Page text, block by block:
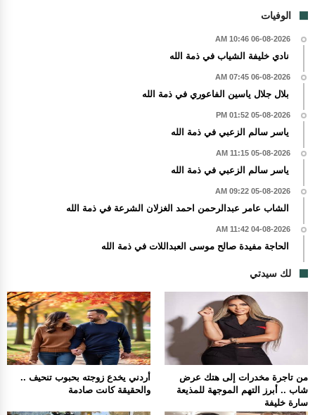
الوفيات
06-08-2026 10:46 AM
نادي خليفة الشياب في ذمة الله
06-08-2026 07:45 AM
بلال جلال ياسين الفاعوري في ذمة الله
05-08-2026 01:52 PM
ياسر سالم الزعبي في ذمة الله
05-08-2026 11:15 AM
ياسر سالم الزعبي في ذمة الله
05-08-2026 09:22 AM
الشاب عامر عبدالرحمن احمد الغزلان الشرعة في ذمة الله
04-08-2026 11:42 AM
الحاجة مفيدة صالح موسى العبداللات في ذمة الله
لك سيدتي
أردني يخدع زوجته بحبوب تنحيف ..
والحقيقة كانت صادمة
من تاجرة مخدرات إلى هتك عرض
شاب .. أبرز التهم الموجهة للمذيعة
سارة خليفة